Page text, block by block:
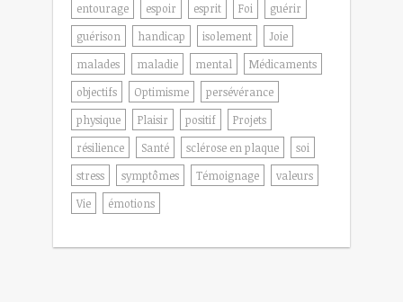
entourage
espoir esprit Foi
guérir
guérison
handicap isolement
Joie
malades
maladie mental
Médicaments
objectifs
Optimisme
persévérance
physique
Plaisir positif
Projets
résilience
Santé sclérose en plaque
soi
stress
symptômes Témoignage
valeurs
Vie
émotions